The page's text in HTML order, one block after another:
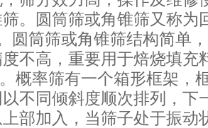
。圆筒筛或角锥筛又称为
圆筒筛或角锥筛结构简单
不高，重要用于焙烧填充
概率筛有一个箱形框架，
不同倾斜度顺次排列，下
部加入，当筛子处于振动